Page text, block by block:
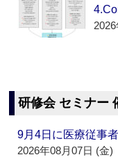
研修会 セミナー
9月4日に医療従事
2026年08月07日 (金)